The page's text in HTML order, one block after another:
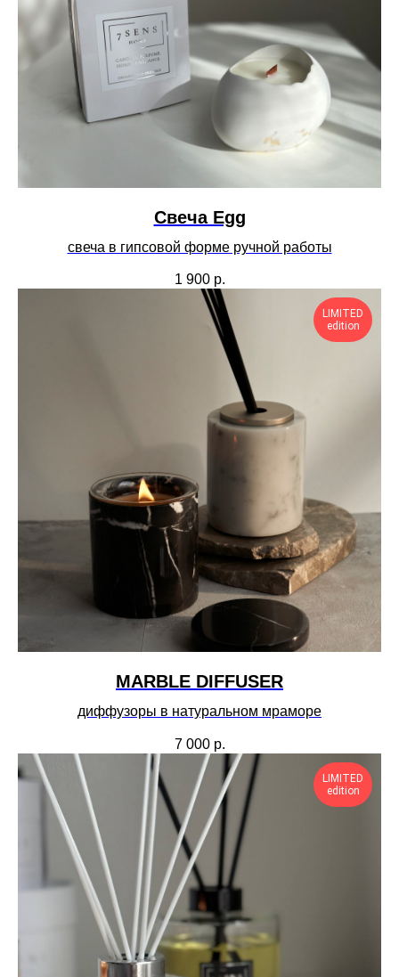
Cвеча Egg
свеча в гипсовой форме ручной работы
1 900 р.
LIMITED
edition
MARBLE DIFFUSER
диффузоры в натуральном мраморе
7 000 р.
LIMITED
edition